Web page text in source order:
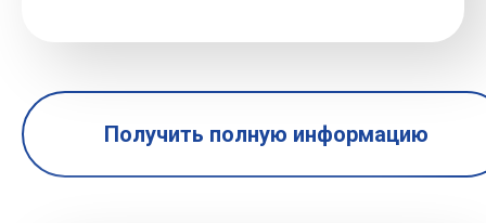
Получить полную информацию